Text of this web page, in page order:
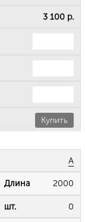
3 100 р.
Купить
А
2000
0